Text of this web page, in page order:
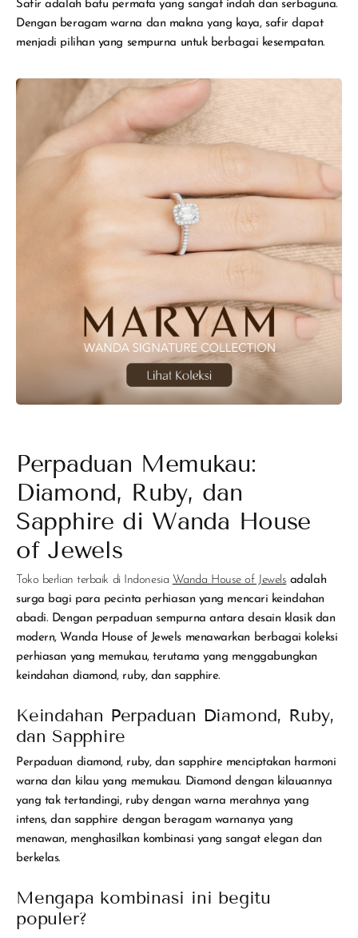
Safir adalah batu permata yang sangat indah dan serbaguna.
Dengan beragam warna dan makna yang kaya, safir dapat
menjadi pilihan yang sempurna untuk berbagai kesempatan.
Perpaduan Memukau:
Diamond, Ruby, dan
Sapphire di Wanda House
of Jewels
Toko berlian terbaik di Indonesia Wanda House of Jewels adalah
surga bagi para pecinta perhiasan yang mencari keindahan
abadi. Dengan perpaduan sempurna antara desain klasik dan
modern, Wanda House of Jewels menawarkan berbagai koleksi
perhiasan yang memukau, terutama yang menggabungkan
keindahan diamond, ruby, dan sapphire.
Keindahan Perpaduan Diamond, Ruby,
dan Sapphire
Perpaduan diamond, ruby, dan sapphire menciptakan harmoni
warna dan kilau yang memukau. Diamond dengan kilauannya
yang tak tertandingi, ruby dengan warna merahnya yang
intens, dan sapphire dengan beragam warnanya yang
menawan, menghasilkan kombinasi yang sangat elegan dan
berkelas.
Mengapa kombinasi ini begitu
populer?